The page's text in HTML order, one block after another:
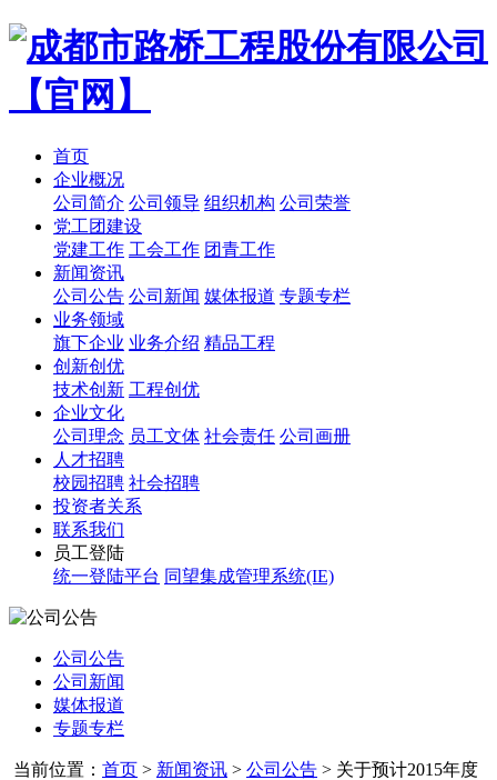
首页
企业概况
公司简介 公司领导 组织机构 公司荣誉
党工团建设
党建工作 工会工作 团青工作
新闻资讯
公司公告 公司新闻 媒体报道 专题专栏
业务领域
旗下企业 业务介绍 精品工程
创新创优
技术创新 工程创优
企业文化
公司理念 员工文体 社会责任 公司画册
人才招聘
校园招聘 社会招聘
投资者关系
联系我们
员工登陆
统一登陆平台 同望集成管理系统(IE)
公司公告
公司新闻
媒体报道
专题专栏
当前位置： 首页 > 新闻资讯 > 公司公告 > 关于预计2015年度